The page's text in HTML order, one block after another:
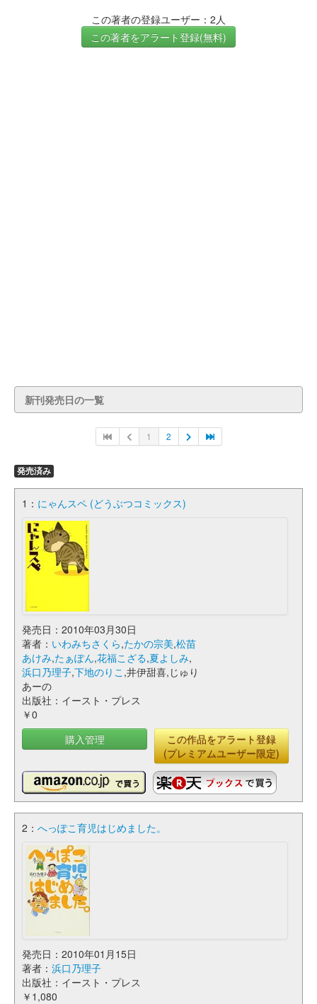
この著者の登録ユーザー：2人
この著者をアラート登録(無料)
新刊発売日の一覧
1 2
発売済み
1： にゃんスペ (どうぶつコミックス)
発売日：2010年03月30日
著者： いわみちさくら,たかの宗美,松苗
あけみ,たぁぽん,花福こざる,夏よしみ,
浜口乃理子,下地のりこ ,井伊甜喜,じゅり
あーの
出版社：イースト・プレス
￥0
購入管理
この作品をアラート登録
(プレミアムユーザー限定)
2： へっぽこ育児はじめました。
発売日：2010年01月15日
著者： 浜口乃理子
出版社：イースト・プレス
￥1,080